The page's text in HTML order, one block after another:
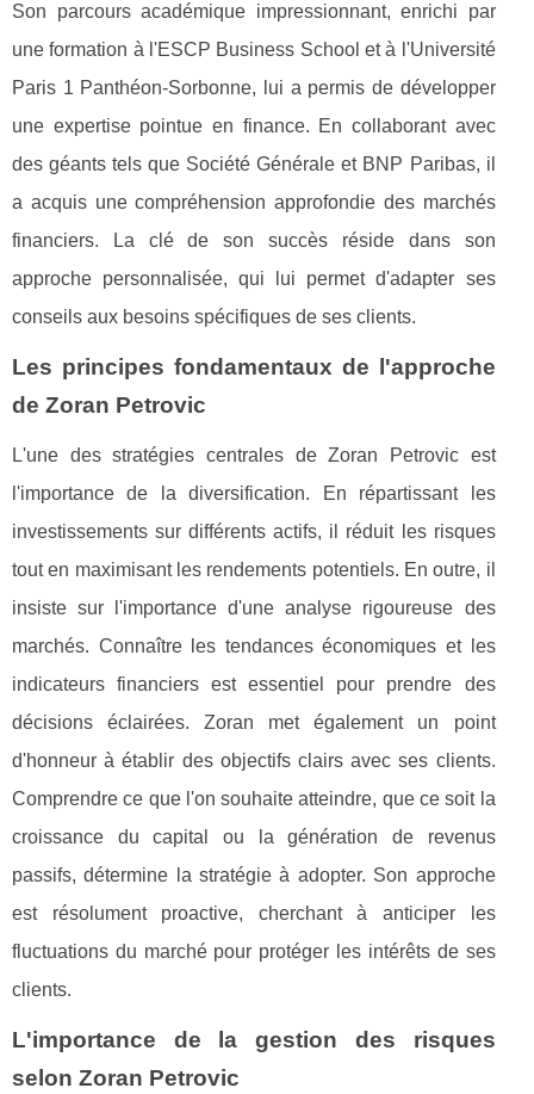
Son parcours académique impressionnant, enrichi par
une formation à l'ESCP Business School et à l'Université
Paris 1 Panthéon-Sorbonne, lui a permis de développer
une expertise pointue en finance. En collaborant avec
des géants tels que Société Générale et BNP Paribas, il
a acquis une compréhension approfondie des marchés
financiers. La clé de son succès réside dans son
approche personnalisée, qui lui permet d'adapter ses
conseils aux besoins spécifiques de ses clients.
Les principes fondamentaux de l'approche
de Zoran Petrovic
L'une des stratégies centrales de Zoran Petrovic est
l'importance de la diversification. En répartissant les
investissements sur différents actifs, il réduit les risques
tout en maximisant les rendements potentiels. En outre, il
insiste sur l'importance d'une analyse rigoureuse des
marchés. Connaître les tendances économiques et les
indicateurs financiers est essentiel pour prendre des
décisions éclairées. Zoran met également un point
d'honneur à établir des objectifs clairs avec ses clients.
Comprendre ce que l'on souhaite atteindre, que ce soit la
croissance du capital ou la génération de revenus
passifs, détermine la stratégie à adopter. Son approche
est résolument proactive, cherchant à anticiper les
fluctuations du marché pour protéger les intérêts de ses
clients.
L'importance de la gestion des risques
selon Zoran Petrovic